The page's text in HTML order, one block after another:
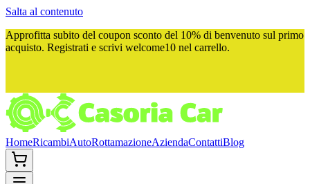
Salta al contenuto
Approfitta subito del coupon sconto del 10% di benvenuto sul primo
acquisto. Registrati e scrivi welcome10 nel carrello.
HomeRicambiAutoRottamazioneAziendaContattiBlog